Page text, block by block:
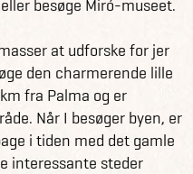
besøge Miró-museet.
at udforske for jer
den charmerende lille
fra Palma og er
Når I besøger byen, er
i tiden med det gamle
interessante steder